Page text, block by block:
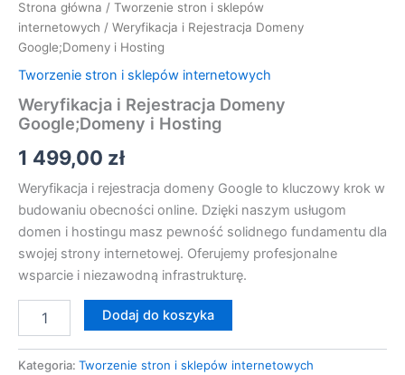
Strona główna / Tworzenie stron i sklepów
internetowych / Weryfikacja i Rejestracja Domeny
Google;Domeny i Hosting
Tworzenie stron i sklepów internetowych
Weryfikacja i Rejestracja Domeny
Google;Domeny i Hosting
1 499,00 zł
Weryfikacja i rejestracja domeny Google to kluczowy krok w
budowaniu obecności online. Dzięki naszym usługom
domen i hostingu masz pewność solidnego fundamentu dla
swojej strony internetowej. Oferujemy profesjonalne
wsparcie i niezawodną infrastrukturę.
Dodaj do koszyka
Kategoria: Tworzenie stron i sklepów internetowych